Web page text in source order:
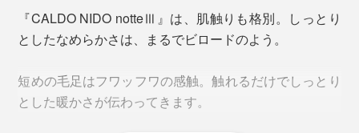
一般的な発熱毛布は、機能繊維を部分的に使っているこ
とがほとんどのところ、本品では毛足・グランド（基
布）の両方に使い、暖かさをグレードアップしていま
す。
『CALDO NIDO notteⅢ』は、肌触りも格別。しっとり
としたなめらかさは、まるでビロードのよう。
短めの毛足はフワッフワの感触。触れるだけでしっとり
とした暖かさが伝わってきます。